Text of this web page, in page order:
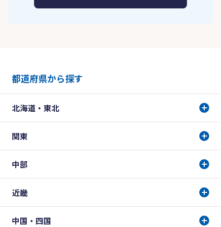
都道府県から探す
北海道・東北
関東
中部
近畿
中国・四国